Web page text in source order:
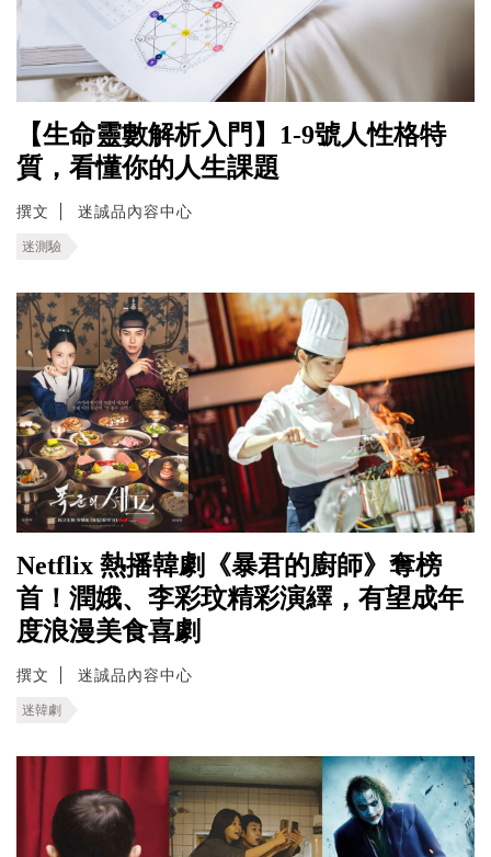
【生命靈數解析入門】1-9號人性格特
質，看懂你的人生課題
撰文 迷誠品內容中心
迷測驗
Netflix 熱播韓劇《暴君的廚師》奪榜
首！潤娥、李彩玟精彩演繹，有望成年
度浪漫美食喜劇
撰文 迷誠品內容中心
迷韓劇